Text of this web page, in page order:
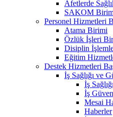
Afetlerde
SAKOM
Personel Hizmetleri
Atama Birimi
Özlük İşleri
Disiplin
Eğitim
Destek Hizmetleri
İş Sağlığı ve
İş Sağlığı
İş
Mesai
Haberler